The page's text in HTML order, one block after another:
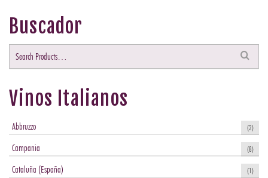
Buscador
Buscar
Vinos Italianos
Abbruzzo (2)
Campania (8)
Cataluña (España) (1)